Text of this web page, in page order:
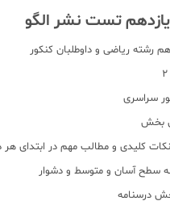
تست نشر الگو